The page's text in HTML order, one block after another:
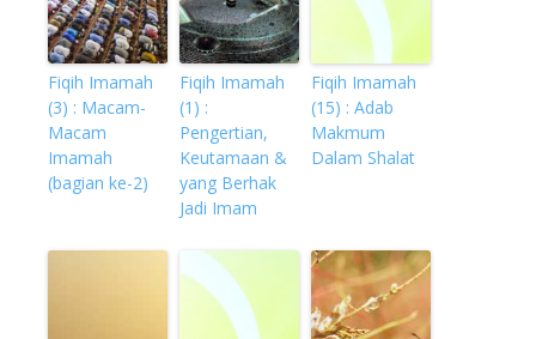
Fiqih Imamah
(3) : Macam-
Macam
Imamah
(bagian ke-2)
Fiqih Imamah
(1) :
Pengertian,
Keutamaan &
yang Berhak
Jadi Imam
Fiqih Imamah
(15) : Adab
Makmum
Dalam Shalat